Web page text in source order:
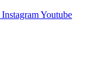
InstagramYoutube